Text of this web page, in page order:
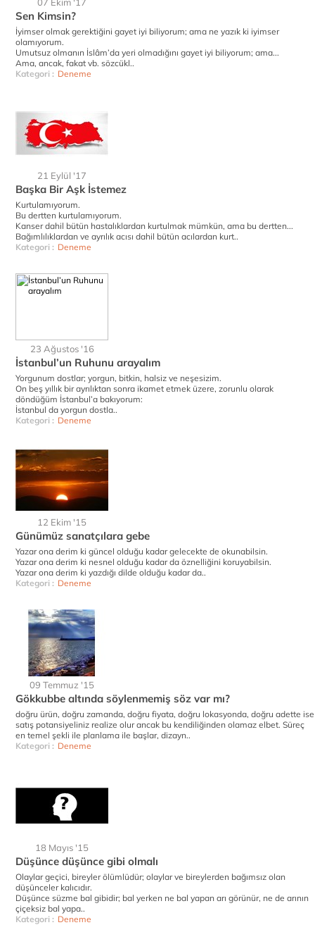
Sen Kimsin?
İyimser olmak gerektiğini gayet iyi biliyorum; ama ne yazık ki iyimser
olamıyorum.
Umutsuz olmanın İslâm’da yeri olmadığını gayet iyi biliyorum; ama...
Ama, ancak, fakat vb. sözcükl..
Kategori : Deneme
21 Eylül '17
Başka Bir Aşk İstemez
Kurtulamıyorum.
Bu dertten kurtulamıyorum.
Kanser dahil bütün hastalıklardan kurtulmak mümkün, ama bu dertten...
Bağımlılıklardan ve ayrılık acısı dahil bütün acılardan kurt..
Kategori : Deneme
23 Ağustos '16
İstanbul’un Ruhunu arayalım
Yorgunum dostlar; yorgun, bitkin, halsiz ve neşesizim.
On beş yıllık bir ayrılıktan sonra ikamet etmek üzere, zorunlu olarak
döndüğüm İstanbul’a bakıyorum:
İstanbul da yorgun dostla..
Kategori : Deneme
12 Ekim '15
Günümüz sanatçılara gebe
Yazar ona derim ki güncel olduğu kadar gelecekte de okunabilsin.
Yazar ona derim ki nesnel olduğu kadar da öznelliğini koruyabilsin.
Yazar ona derim ki yazdığı dilde olduğu kadar da..
Kategori : Deneme
09 Temmuz '15
Gökkubbe altında söylenmemiş söz var mı?
doğru ürün, doğru zamanda, doğru fiyata, doğru lokasyonda, doğru adette ise
satış potansiyeliniz realize olur ancak bu kendiliğinden olamaz elbet. Süreç
en temel şekli ile planlama ile başlar, dizayn..
Kategori : Deneme
18 Mayıs '15
Düşünce düşünce gibi olmalı
Olaylar geçici, bireyler ölümlüdür; olaylar ve bireylerden bağımsız olan
düşünceler kalıcıdır.
Düşünce süzme bal gibidir; bal yerken ne bal yapan arı görünür, ne de arının
çiçeksiz bal yapa..
Kategori : Deneme